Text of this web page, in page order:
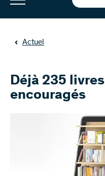
Actuel
Déjà 235
encouragés